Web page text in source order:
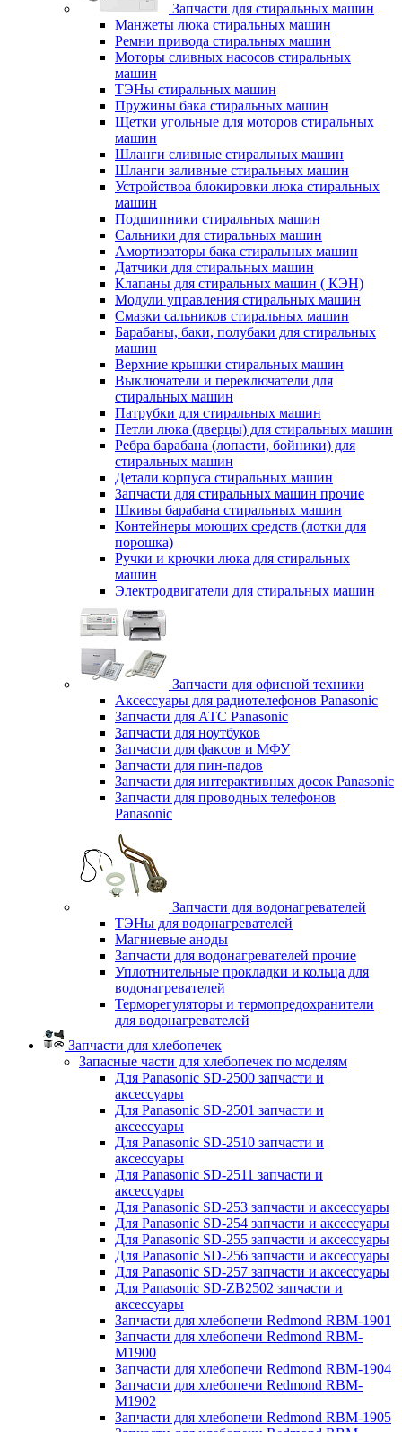
Запчасти для стиральных машин
Манжеты люка стиральных машин
Ремни привода стиральных машин
Моторы сливных насосов стиральных
машин
ТЭНы стиральных машин
Пружины бака стиральных машин
Щетки угольные для моторов стиральных
машин
Шланги сливные стиральных машин
Шланги заливные стиральных машин
Устройствоа блокировки люка стиральных
машин
Подшипники стиральных машин
Сальники для стиральных машин
Амортизаторы бака стиральных машин
Датчики для стиральных машин
Клапаны для стиральных машин ( КЭН)
Модули управления стиральных машин
Смазки сальников стиральных машин
Барабаны, баки, полубаки для стиральных
машин
Верхние крышки стиральных машин
Выключатели и переключатели для
стиральных машин
Патрубки для стиральных машин
Петли люка (дверцы) для стиральных машин
Ребра барабана (лопасти, бойники) для
стиральных машин
Детали корпуса стиральных машин
Запчасти для стиральных машин прочие
Шкивы барабана стиральных машин
Контейнеры моющих средств (лотки для
порошка)
Ручки и крючки люка для стиральных
машин
Электродвигатели для стиральных машин
Запчасти для офисной техники
Аксессуары для радиотелефонов Panasonic
Запчасти для АТС Panasonic
Запчасти для ноутбуков
Запчасти для факсов и МФУ
Запчасти для пин-падов
Запчасти для интерактивных досок Panasonic
Запчасти для проводных телефонов
Panasonic
Запчасти для водонагревателей
ТЭНы для водонагревателей
Магниевые аноды
Запчасти для водонагревателей прочие
Уплотнительные прокладки и кольца для
водонагревателей
Терморегуляторы и термопредохранители
для водонагревателей
Запчасти для хлебопечек
Запасные части для хлебопечек по моделям
Для Panasonic SD-2500 запчасти и
аксессуары
Для Panasonic SD-2501 запчасти и
аксессуары
Для Panasonic SD-2510 запчасти и
аксессуары
Для Panasonic SD-2511 запчасти и
аксессуары
Для Panasonic SD-253 запчасти и аксессуары
Для Panasonic SD-254 запчасти и аксессуары
Для Panasonic SD-255 запчасти и аксессуары
Для Panasonic SD-256 запчасти и аксессуары
Для Panasonic SD-257 запчасти и аксессуары
Для Panasonic SD-ZB2502 запчасти и
аксессуары
Запчасти для хлебопечи Redmond RBM-1901
Запчасти для хлебопечи Redmond RBM-
M1900
Запчасти для хлебопечи Redmond RBM-1904
Запчасти для хлебопечи Redmond RBM-
M1902
Запчасти для хлебопечи Redmond RBM-1905